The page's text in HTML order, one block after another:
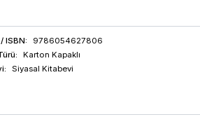
/ ISBN:
9786054627806
Karton Kapaklı
Siyasal Kitabevi